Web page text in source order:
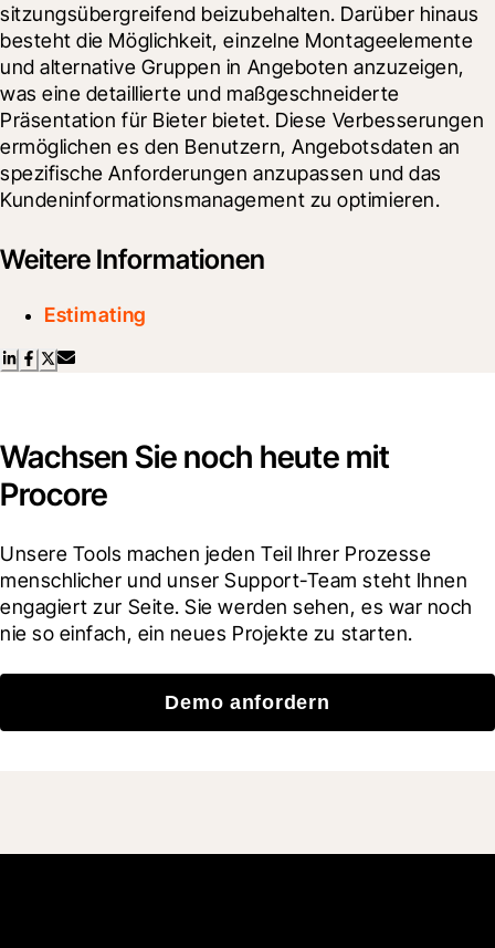
sitzungsübergreifend beizubehalten. Darüber hinaus
besteht die Möglichkeit, einzelne Montageelemente
und alternative Gruppen in Angeboten anzuzeigen,
was eine detaillierte und maßgeschneiderte
Präsentation für Bieter bietet. Diese Verbesserungen
ermöglichen es den Benutzern, Angebotsdaten an
spezifische Anforderungen anzupassen und das
Kundeninformationsmanagement zu optimieren.
Weitere Informationen
Estimating
Wachsen Sie noch heute mit
Procore
Unsere Tools machen jeden Teil Ihrer Prozesse
menschlicher und unser Support-Team steht Ihnen
engagiert zur Seite. Sie werden sehen, es war noch
nie so einfach, ein neues Projekte zu starten.
Demo anfordern